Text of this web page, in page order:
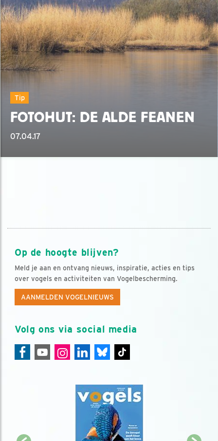
Tip
FOTOHUT: DE ALDE FEANEN
07.04.17
Op de hoogte blijven?
Meld je aan en ontvang nieuws, inspiratie, acties en tips
over vogels en activiteiten van Vogelbescherming.
AANMELDEN VOGELNIEUWS
Volg ons via social media